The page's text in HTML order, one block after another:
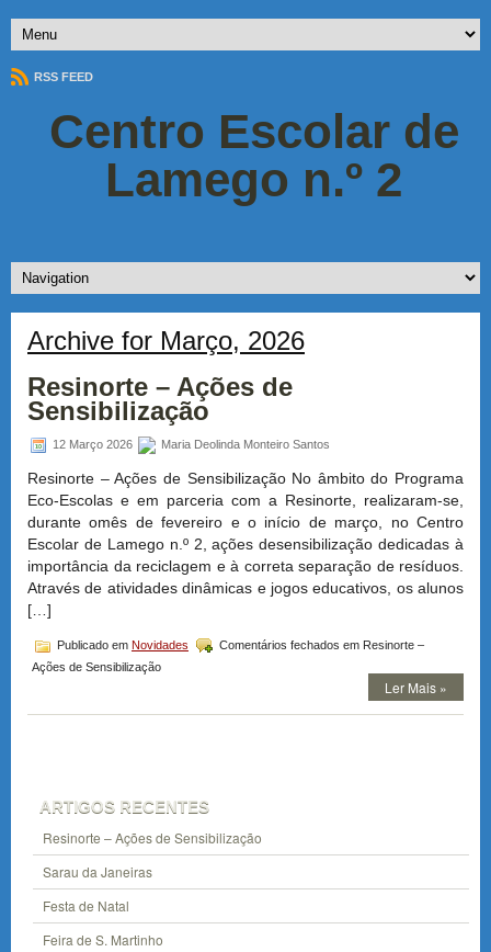
RSS FEED
Centro Escolar de
Lamego n.º 2
Archive for Março, 2026
Resinorte – Ações de
Sensibilização
12 Março 2026 Maria Deolinda Monteiro Santos
Resinorte – Ações de Sensibilização No âmbito do Programa
Eco-Escolas e em parceria com a Resinorte, realizaram-se,
durante omês de fevereiro e o início de março, no Centro
Escolar de Lamego n.º 2, ações desensibilização dedicadas à
importância da reciclagem e à correta separação de resíduos.
Através de atividades dinâmicas e jogos educativos, os alunos
[…]
Publicado em Novidades Comentários fechados em Resinorte –
Ações de Sensibilização
Ler Mais »
ARTIGOS RECENTES
Resinorte – Ações de Sensibilização
Sarau da Janeiras
Festa de Natal
Feira de S. Martinho